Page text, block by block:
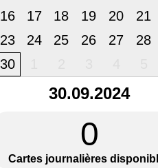
16
17 18 19 20
21
23
24 25 26 27
28
30
30.09.2024
0
Cartes journalières